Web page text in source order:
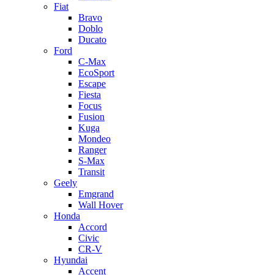
Fiat
Bravo
Doblo
Ducato
Ford
C-Max
EcoSport
Escape
Fiesta
Focus
Fusion
Kuga
Mondeo
Ranger
S-Max
Transit
Geely
Emgrand
Wall Hover
Honda
Accord
Civic
CR-V
Hyundai
Accent